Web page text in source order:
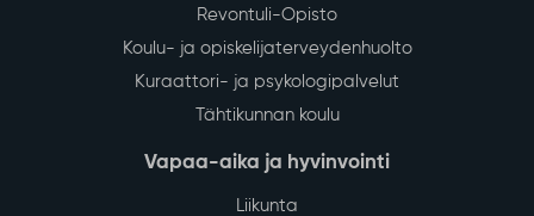
Revontuli-Opisto
Koulu- ja opiskelijaterveydenhuolto
Kuraattori- ja psykologipalvelut
Tähtikunnan koulu
Vapaa-aika ja hyvinvointi
Liikunta